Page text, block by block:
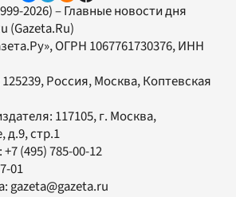
2026) – Главные новости дня
(Gazeta.Ru)
, ОГРН 1067761730376, ИНН
Россия, Москва, Коптевская
117105, г. Москва,
д.9, стр.1
+7 (495) 785-00-12
01
gazeta@gazeta.ru